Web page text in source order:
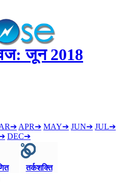
जून 2018
APR➔ MAY➔ JUN➔ JUL➔
DEC➔
तर्कशक्ति